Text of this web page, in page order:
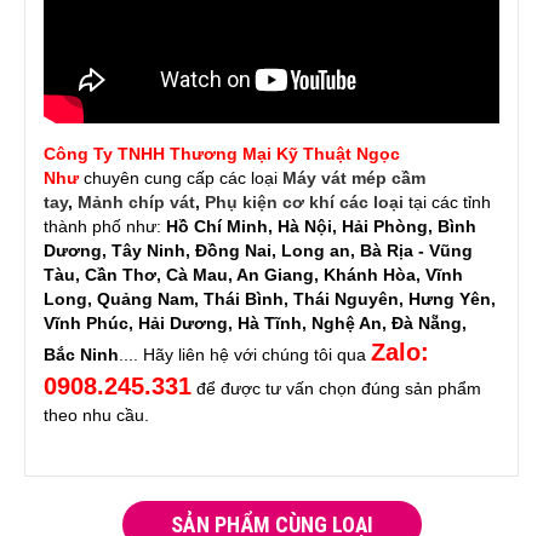
Công Ty TNHH Thương Mại Kỹ Thuật Ngọc
Nhưchuyên cung cấp các loại Máy vát mép cầm
tay, Mảnh chíp vát, Phụ kiện cơ khí các loại tại các tỉnh
thành phố như: Hồ Chí Minh, Hà Nội, Hải Phòng, Bình
Dương, Tây Ninh, Đồng Nai, Long an, Bà Rịa - Vũng
Tàu, Cần Thơ, Cà Mau, An Giang, Khánh Hòa, Vĩnh
Long, Quảng Nam, Thái Bình, Thái Nguyên, Hưng Yên,
Vĩnh Phúc, Hải Dương, Hà Tĩnh, Nghệ An, Đà Nẵng,
Bắc Ninh .... Hãy liên hệ với chúng tôi qua Zalo:
0908.245.331 để được tư vấn chọn đúng sản phẩm
theo nhu cầu.
SẢN PHẨM CÙNG LOẠI